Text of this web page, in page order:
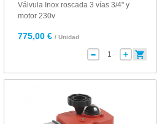
Válvula Inox roscada 3 vías 3/4" y
motor 230v
775,00 € / Unidad